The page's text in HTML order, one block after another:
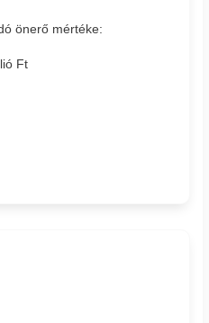
önerő mértéke:
Ft